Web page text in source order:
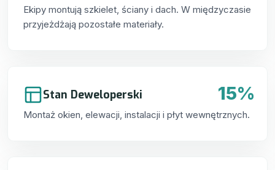
Ekipy montują szkielet, ściany i dach. W międzyczasie
przyjeżdżają pozostałe materiały.
15%
Stan Deweloperski
Montaż okien, elewacji, instalacji i płyt wewnętrznych.